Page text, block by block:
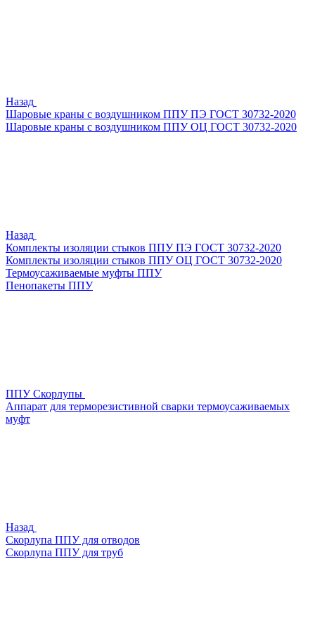
Назад
Шаровые краны с воздушником ППУ ПЭ ГОСТ 30732-2020
Шаровые краны с воздушником ППУ ОЦ ГОСТ 30732-2020
Назад
Комплекты изоляции стыков ППУ ПЭ ГОСТ 30732-2020
Комплекты изоляции стыков ППУ ОЦ ГОСТ 30732-2020
Термоусаживаемые муфты ППУ
Пенопакеты ППУ
ППУ Скорлупы
Аппарат для терморезистивной сварки термоусаживаемых
муфт
Назад
Скорлупа ППУ для отводов
Скорлупа ППУ для труб